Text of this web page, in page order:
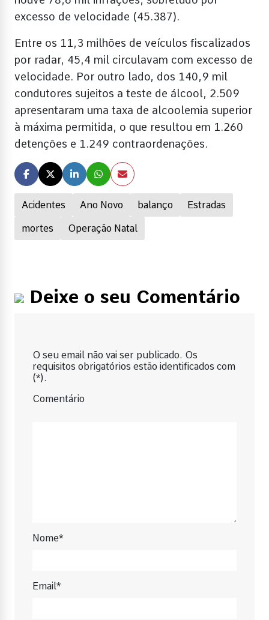
Acidentes Ano Novo balanço Estradas
mortes Operação Natal
excesso de velocidade (45.387).
Entre os 11,3 milhões de veículos fiscalizados
por radar, 45,4 mil circulavam com excesso de
velocidade. Por outro lado, dos 140,9 mil
condutores sujeitos a teste de álcool, 2.509
apresentaram uma taxa de alcoolemia superior
à máxima permitida, o que resultou em 1.260
detenções e 1.249 contraordenações.
Deixe o seu Comentário
O seu email não vai ser publicado. Os
requisitos obrigatórios estão identificados com
(*).
Comentário
Nome*
Email*